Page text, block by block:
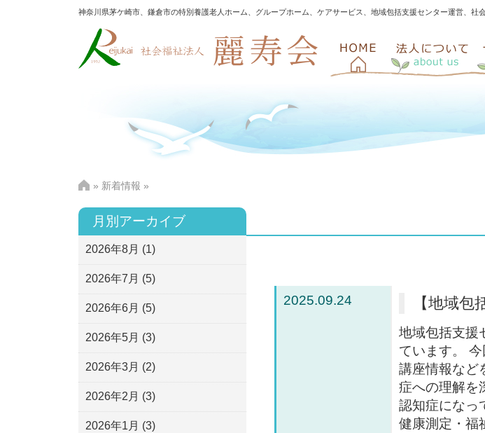
神奈川県茅ケ崎市、鎌倉市の特別養護老人ホーム、グループホーム、ケアサービス、地域包括支援センター運営、社
» 新着情報 »
月別アーカイブ
2026年8月 (1)
2026年7月 (5)
2026年6月 (5)
2026年5月 (3)
2026年3月 (2)
2026年2月 (3)
2026年1月 (3)
2025.09.24 【地域
地域包括支援
ています。
講座情報など
症への理解を
認知症になっ
健康測定・福